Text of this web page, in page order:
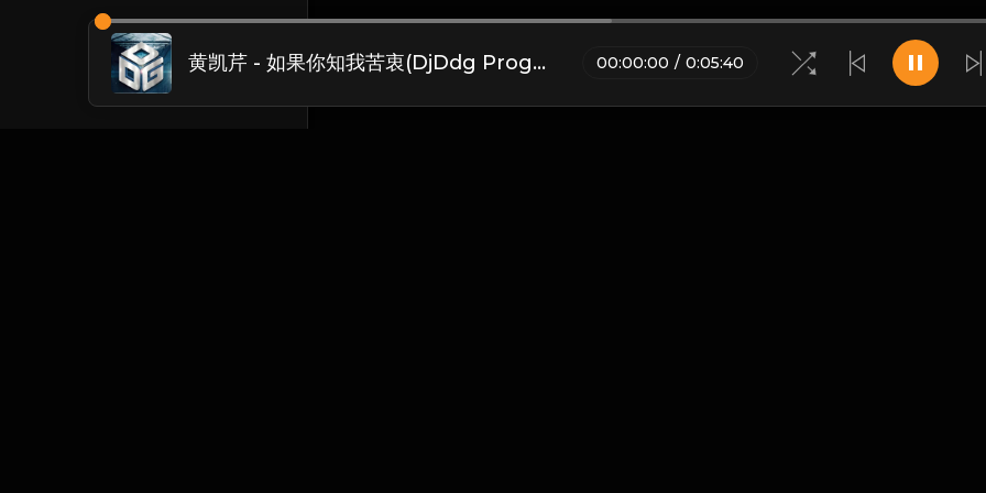
黄凯芹 - 如果你知我苦衷(DjDdg ProgHouse Rmx 2023 粤语) 00:00:00 / 0:05:40